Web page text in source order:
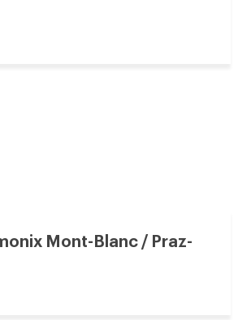
Mont-Blanc / Praz-